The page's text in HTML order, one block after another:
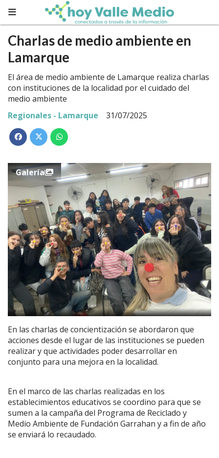
Charlas de medio ambiente en
Lamarque
El área de medio ambiente de Lamarque realiza charlas
con instituciones de la localidad por el cuidado del
medio ambiente
Regionales - Lamarque
31/07/2025
Galería
En las charlas de concientización se abordaron que
acciones desde el lugar de las instituciones se pueden
realizar y que actividades poder desarrollar en
conjunto para una mejora en la localidad.
En el marco de las charlas realizadas en los
establecimientos educativos se coordino para que se
sumen a la campaña del Programa de Reciclado y
Medio Ambiente de Fundación Garrahan y a fin de año
se enviará lo recaudado.